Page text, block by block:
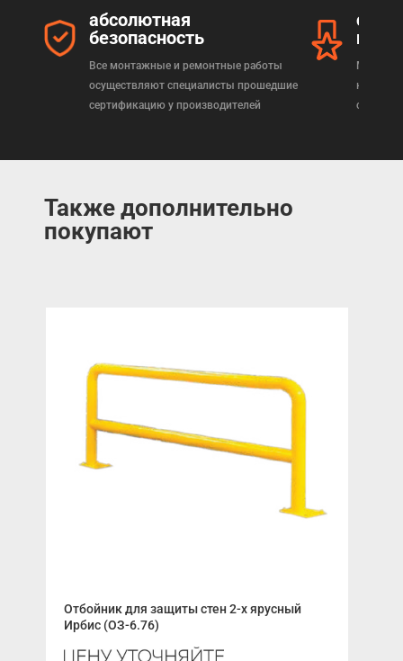
абсолютная
безопасность
Все монтажные и ремонтные работы
осуществляют специалисты прошедшие
сертификацию у производителей
Мы
Также дополнительно
покупают
Отбойник для защиты стен 2-х ярусный
Ирбис (ОЗ-6.76)